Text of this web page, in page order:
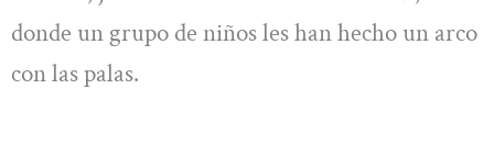
donde un grupo de niños les han hecho un arco
con las palas.